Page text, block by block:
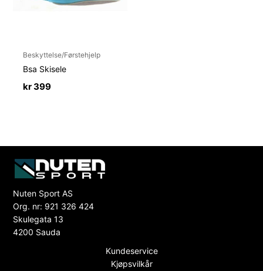
Beskyttelse/Førstehjelp
Bsa Skisele
kr399
Nuten Sport AS
Org. nr: 921 326 424
Skulegata 13
4200 Sauda
Kundeservice
Kjøpsvilkår